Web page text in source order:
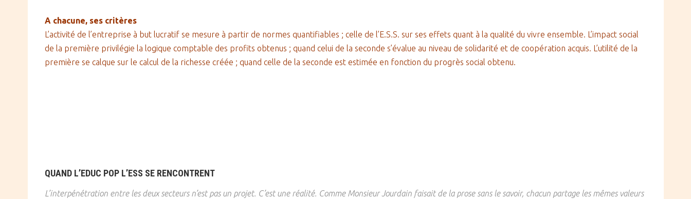
A chacune, ses critères
L’activité de l’entreprise à but lucratif se mesure à partir de normes quantifiables ; celle de l’E.S.S. sur ses effets quant à la qualité du vivre ensemble. L’impact social
de la première privilégie la logique comptable des profits obtenus ; quand celui de la seconde s’évalue au niveau de solidarité et de coopération acquis. L’utilité de la
première se calque sur le calcul de la richesse créée ; quand celle de la seconde est estimée en fonction du progrès social obtenu.
QUAND L’EDUC POP L’ESS SE RENCONTRENT
L’interpénétration entre les deux secteurs n’est pas un projet. C’est une réalité. Comme Monsieur Jourdain faisait de la prose sans le savoir, chacun partage les mêmes valeurs